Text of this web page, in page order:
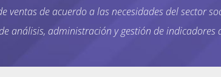
ventas de acuerdo a las necesidades del sector
de análisis, administración y gestión de